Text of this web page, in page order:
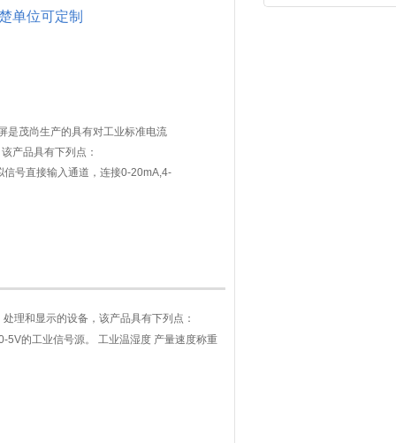
单位可定制
是茂尚生产的具有对工业标准电流
产品具有下列点：
号直接输入通道，连接0-20mA,4-
理和显示的设备，该产品具有下列点：
5V的工业信号源。 工业温湿度 产量速度称重